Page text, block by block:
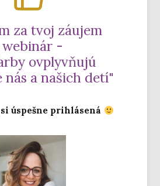
za tvoj záujem
webinár -
ovplyvňujú
nás a našich detí"
úspešne prihlásená